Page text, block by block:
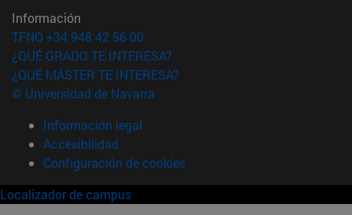
Información
TFNO +34 948 42 56 00
¿QUÉ GRADO TE INTERESA?
¿QUÉ MÁSTER TE INTERESA?
© Universidad de Navarra
Información legal
Accesibilidad
Configuración de cookies
Localizador de campus